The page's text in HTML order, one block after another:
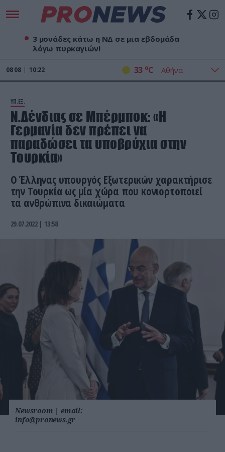
3 μονάδες κάτω η ΝΔ σε μια εβδομάδα
λόγω πυρκαγιών!
08 08 10:22 33 oC
ΥΠ.ΕΞ.
Ν.Δένδιας σε Μπέρμποκ: «Η
Γερμανία δεν πρέπει να
παραδώσει τα υποβρύχια στην
Τουρκία»
Ο Έλληνας υπουργός Εξωτερικών χαρακτήρισε
την Τουρκία ως μία χώρα που κονιορτοποιεί
τα ανθρώπινα δικαιώματα
29.07.2022 | 13:58
Newsroom | email:
info@pronews.gr